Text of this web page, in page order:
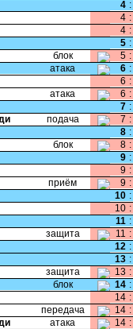
4 :
4 :
4 :
5 :
блок 5 :
атака 6 :
6 :
атака 6 :
7 :
подача 7 :
8 :
блок 8 :
9 :
9 :
приём 9 :
10 :
10 :
11 :
защита 11 :
12 :
13 :
защита 13 :
блок 14 :
14 :
передача 14 :
атака 14 :